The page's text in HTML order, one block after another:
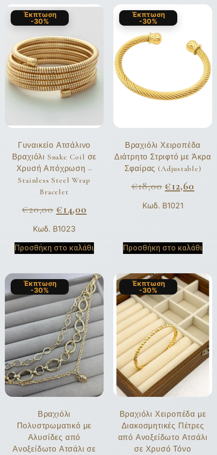
Έκπτωση
-30%
Γυναικείο Ατσάλινο
Βραχιόλι Snake Coil σε
Χρυσή Απόχρωση –
Stainless Steel Wrap
Bracelet
€20,00 €14,00
Κωδ. B1023
Προσθήκη στο καλάθι
Έκπτωση
-30%
Βραχιόλι Χειροπέδα
Διάτρητο Στριφτό με Άκρα
Σφαίρας (Adjustable)
€18,00 €12,60
Κωδ. B1021
Προσθήκη στο καλάθι
Έκπτωση
-30%
Βραχιόλι
Πολυστρωματικό με
Αλυσίδες από
Ανοξείδωτο Ατσάλι σε
Έκπτωση
-30%
Βραχιόλι Χειροπέδα με
Διακοσμητικές Πέτρες
από Ανοξείδωτο Ατσάλι
σε Χρυσό Τόνο